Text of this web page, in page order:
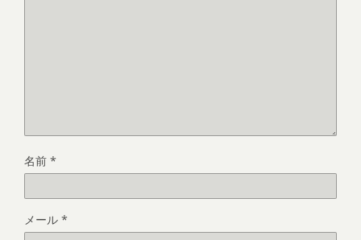
名前 *
メール *